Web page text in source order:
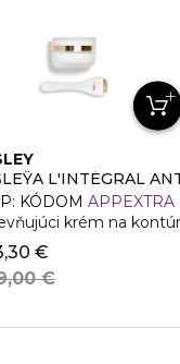
L'INTÉGRAL
KÓDOM APPEXTRA
krém na
€
€